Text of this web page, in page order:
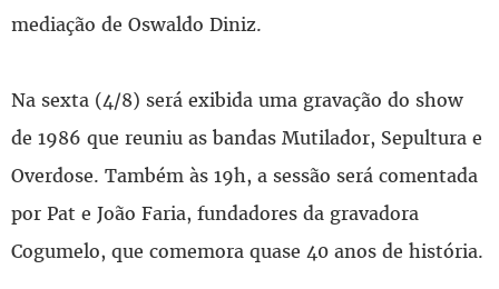
mediação de Oswaldo Diniz.
Na sexta (4/8) será exibida uma gravação do show
de 1986 que reuniu as bandas Mutilador, Sepultura e
Overdose. Também às 19h, a sessão será comentada
por Pat e João Faria, fundadores da gravadora
Cogumelo, que comemora quase 40 anos de história.